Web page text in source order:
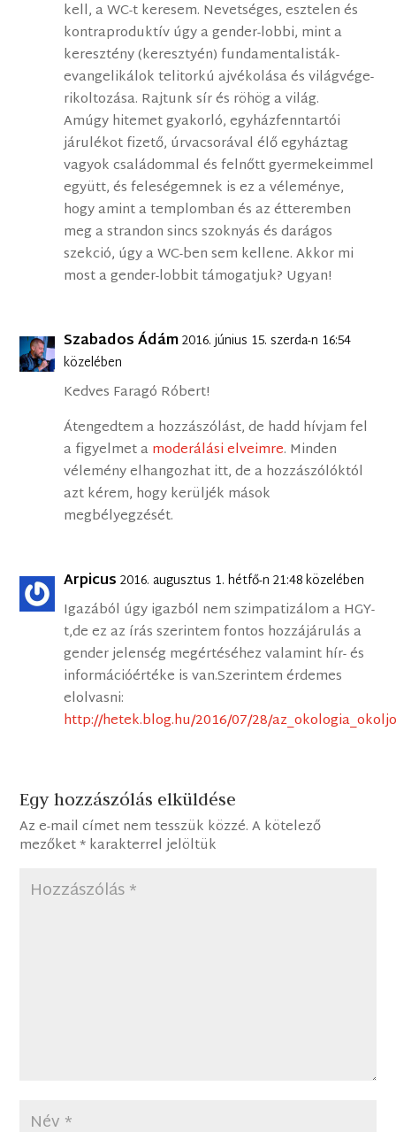
kell, a WC-t keresem. Nevetséges, esztelen és
kontraproduktív úgy a gender-lobbi, mint a
keresztény (keresztyén) fundamentalisták-
evangelikálok telitorkú ajvékolása és világvége-
rikoltozása. Rajtunk sír és röhög a világ.
Amúgy hitemet gyakorló, egyházfenntartói
járulékot fizető, úrvacsorával élő egyháztag
vagyok családommal és felnőtt gyermekeimmel
együtt, és feleségemnek is ez a véleménye,
hogy amint a templomban és az étteremben
meg a strandon sincs szoknyás és darágos
szekció, úgy a WC-ben sem kellene. Akkor mi
most a gender-lobbit támogatjuk? Ugyan!
Szabados Ádám2016. június 15. szerda-n 16:54
közelében
Kedves Faragó Róbert!
Átengedtem a hozzászólást, de hadd hívjam fel
a figyelmet amoderálási elveimre. Minden
vélemény elhangozhat itt, de a hozzászólóktól
azt kérem, hogy kerüljék mások
megbélyegzését.
Arpicus 2016. augusztus 1. hétfő-n 21:48 közelében
Igazából úgy igazból nem szimpatizálom a HGY-
t,de ez az írás szerintem fontos hozzájárulás a
gender jelenség megértéséhez valamint hír- és
információértéke is van.Szerintem érdemes
elolvasni:
http://hetek.blog.hu/2016/07/28/
Egy hozzászólás elküldése
Az e-mail címet nem tesszük közzé. A kötelező
mezőket*karakterrel jelöltük